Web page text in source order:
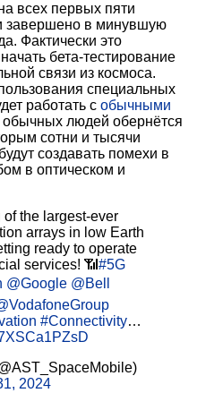
всех первых пяти
завершено в минувшую
Фактически это
бета-тестирование
связи из космоса.
специальных
работать с обычными
обычных людей обернётся
сотни и тысячи
создавать помехи в
в оптическом и
the largest-ever
arrays in low Earth
ready to operate
services! 📶 #5G
@Google @Bell
#Connectivity…
2024